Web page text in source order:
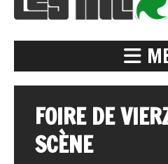
FOIRE DE
SCÈNE